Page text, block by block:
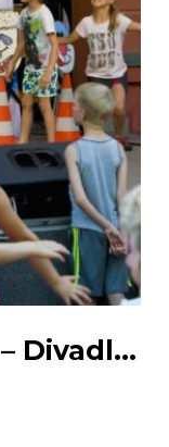
Divadl...